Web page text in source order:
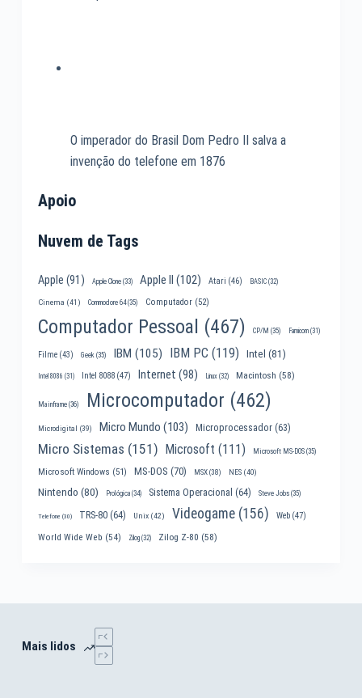
O imperador do Brasil Dom Pedro II salva a
invenção do telefone em 1876
Apoio
Nuvem de Tags
Apple (91) Apple Clone(33) Apple II (102) Atari (46) BASIC(32)
Cinema (41) Commodore 64(35) Computador(52)
Computador Pessoal (467) CP/M (35) Famicom(31)
Filme(43) Geek (35) IBM (105) IBM PC (119) Intel (81)
Intel 8086 (31) Intel 8088(47) Internet (98) Linux(32) Macintosh (58)
Mainframe(36) Microcomputador (462)
Microdigital (39) Micro Mundo (103) Microprocessador(63)
Micro Sistemas (151) Microsoft (111) Microsoft MS-DOS(35)
Microsoft Windows (51) MS-DOS (70) MSX(38) NES(40)
Nintendo (80) Prológica(34) Sistema Operacional (64) Steve Jobs(35)
Telefone (30) TRS-80(64) Unix(42) Videogame(156) Web(47)
World Wide Web (54) Zilog(32) Zilog Z-80 (58)
Mais lidos